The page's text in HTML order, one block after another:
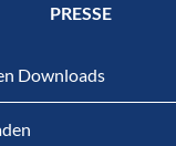
PRESSE
Downloads